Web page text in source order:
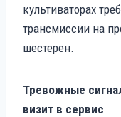
культиваторах
трансмиссии на
шестерен.
Тревожные
визит в сервис